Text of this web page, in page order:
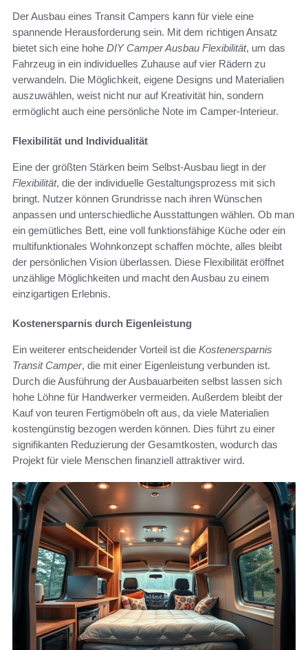
Der Ausbau eines Transit Campers kann für viele eine
spannende Herausforderung sein. Mit dem richtigen Ansatz
bietet sich eine hohe DIY Camper Ausbau Flexibilität, um das
Fahrzeug in ein individuelles Zuhause auf vier Rädern zu
verwandeln. Die Möglichkeit, eigene Designs und Materialien
auszuwählen, weist nicht nur auf Kreativität hin, sondern
ermöglicht auch eine persönliche Note im Camper-Interieur.
Flexibilität und Individualität
Eine der größten Stärken beim Selbst-Ausbau liegt in der
Flexibilität, die der individuelle Gestaltungsprozess mit sich
bringt. Nutzer können Grundrisse nach ihren Wünschen
anpassen und unterschiedliche Ausstattungen wählen. Ob man
ein gemütliches Bett, eine voll funktionsfähige Küche oder ein
multifunktionales Wohnkonzept schaffen möchte, alles bleibt
der persönlichen Vision überlassen. Diese Flexibilität eröffnet
unzählige Möglichkeiten und macht den Ausbau zu einem
einzigartigen Erlebnis.
Kostenersparnis durch Eigenleistung
Ein weiterer entscheidender Vorteil ist die Kostenersparnis
Transit Camper, die mit einer Eigenleistung verbunden ist.
Durch die Ausführung der Ausbauarbeiten selbst lassen sich
hohe Löhne für Handwerker vermeiden. Außerdem bleibt der
Kauf von teuren Fertigmöbeln oft aus, da viele Materialien
kostengünstig bezogen werden können. Dies führt zu einer
signifikanten Reduzierung der Gesamtkosten, wodurch das
Projekt für viele Menschen finanziell attraktiver wird.